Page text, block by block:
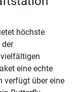
höchste
eine echte
verfügt über eine